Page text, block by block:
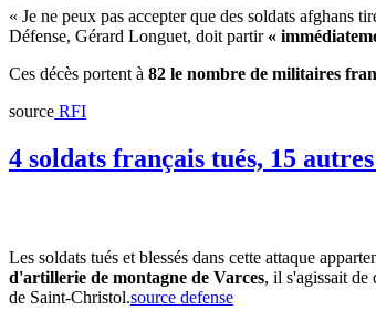
« Je ne peux pas accepter que des soldats afghans
Défense, Gérard Longuet, doit partir «
Ces décès portent à 82 le nombre de militaires
source RFI
4 soldats français tués, 15 autres
Les soldats tués et blessés dans cette attaque
d'artillerie de montagne de Varces, il s'agissait
de Saint-Christol.source defense